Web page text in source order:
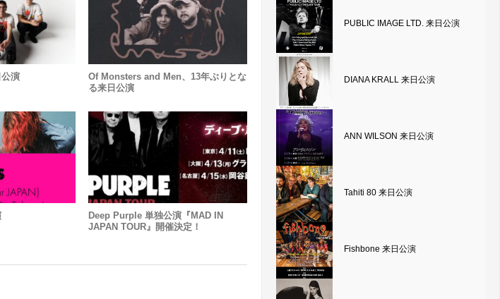
演
Of Monsters and Men、13年ぶりとな
る来日公演
Deep Purple 単独公演『MAD IN
JAPAN TOUR』開催決定！
PUBLIC IMAGE LTD. 来日公演
DIANA KRALL 来日公演
ANN WILSON 来日公演
Tahiti 80 来日公演
Fishbone 来日公演